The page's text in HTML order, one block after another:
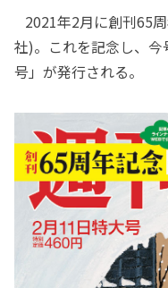
2021年2月に創刊65
社)。これを記念し、
号」が発行される。